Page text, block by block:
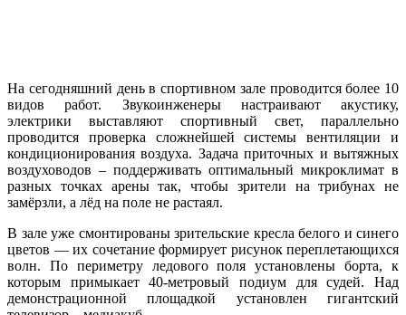
На сегодняшний день в спортивном зале проводится более 10
видов работ. Звукоинженеры настраивают акустику,
электрики выставляют спортивный свет, параллельно
проводится проверка сложнейшей системы вентиляции и
кондиционирования воздуха. Задача приточных и вытяжных
воздуховодов – поддерживать оптимальный микроклимат в
разных точках арены так, чтобы зрители на трибунах не
замёрзли, а лёд на поле не растаял.
В зале уже смонтированы зрительские кресла белого и синего
цветов — их сочетание формирует рисунок переплетающихся
волн. По периметру ледового поля установлены борта, к
которым примыкает 40-метровый подиум для судей. Над
демонстрационной площадкой установлен гигантский